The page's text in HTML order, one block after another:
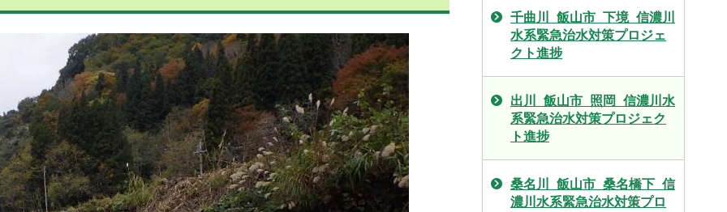
千曲川_飯山市_下境_信濃川
水系緊急治水対策プロジェ
クト進捗
出川_飯山市_照岡_信濃川水
系緊急治水対策プロジェク
ト進捗
桑名川_飯山市_桑名橋下_信
濃川水系緊急治水対策プロ